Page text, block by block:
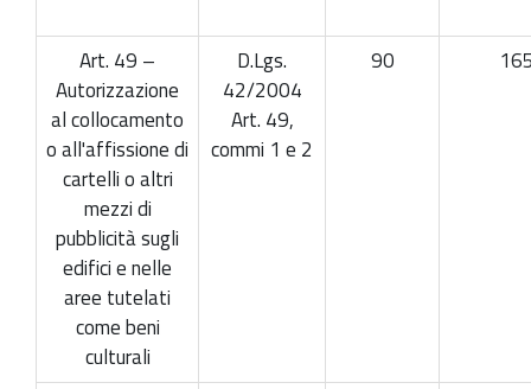
Art. 49 –
Autorizzazione
al collocamento
o all'affissione di
cartelli o altri
mezzi di
pubblicità sugli
edifici e nelle
aree tutelati
come beni
culturali
D.Lgs.
42/2004
Art. 49,
commi 1 e 2
90